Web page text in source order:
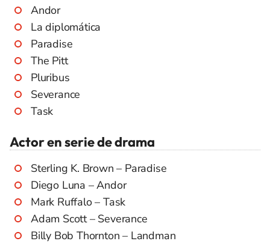
Andor
La diplomática
Paradise
The Pitt
Pluribus
Severance
Task
Actor en serie de drama
Sterling K. Brown – Paradise
Diego Luna – Andor
Mark Ruffalo – Task
Adam Scott – Severance
Billy Bob Thornton – Landman